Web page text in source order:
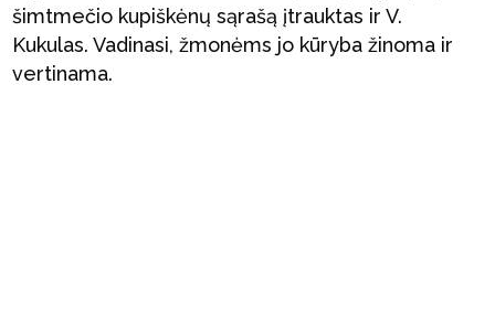
šimtmečio kupiškėnų sąrašą įtrauktas ir V.
Kukulas. Vadinasi, žmonėms jo kūryba žinoma ir
vertinama.